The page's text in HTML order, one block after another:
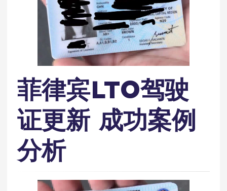
菲律宾LTO驾驶
证更新 成功案例
分析